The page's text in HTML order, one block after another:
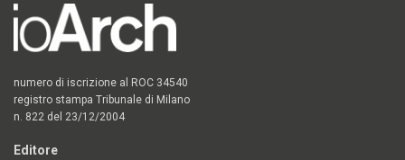
numero di iscrizione al ROC 34540
registro stampa Tribunale di Milano
n. 822 del 23/12/2004
Editore